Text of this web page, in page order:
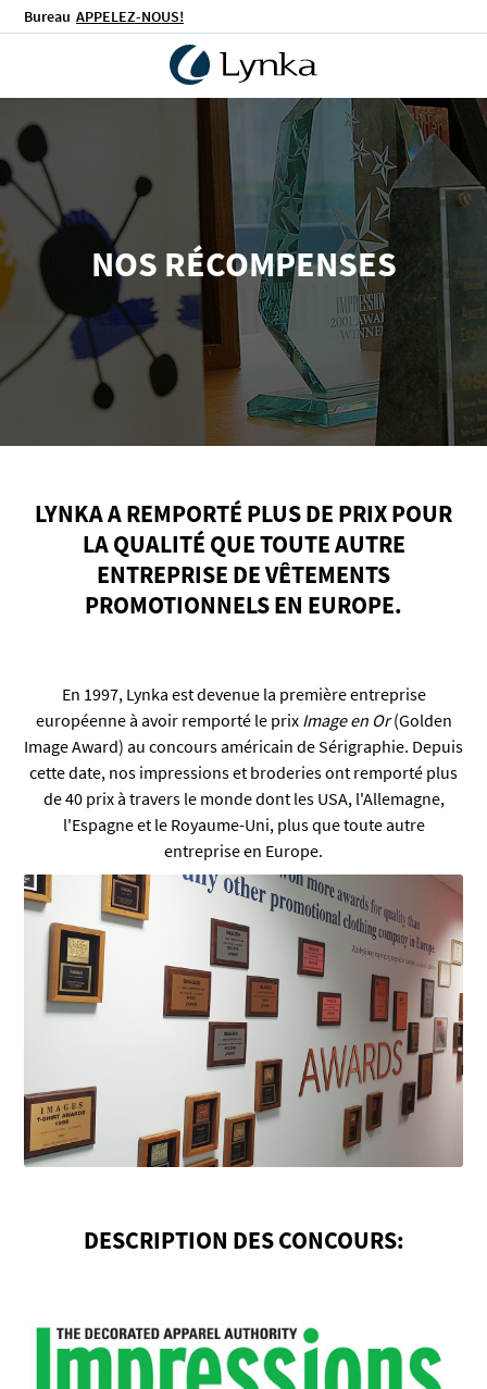
Bureau APPELEZ-NOUS!
NOS RÉCOMPENSES
LYNKA A REMPORTÉ PLUS DE PRIX POUR
LA QUALITÉ QUE TOUTE AUTRE
ENTREPRISE DE VÊTEMENTS
PROMOTIONNELS EN EUROPE.
En 1997, Lynka est devenue la première entreprise
européenne à avoir remporté le prix Image en Or(Golden
Image Award) au concours américain de Sérigraphie. Depuis
cette date, nos impressions et broderies ont remporté plus
de 40 prix à travers le monde dont les USA, l'Allemagne,
l'Espagne et le Royaume-Uni, plus que toute autre
entreprise en Europe.
DESCRIPTION DES CONCOURS: